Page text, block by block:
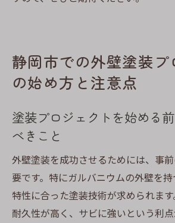
静岡市での外壁塗装プ
の始め方と注意点
塗装プロジェクトを始める
べきこと
外壁塗装を成功させるためには、事
要です。特にガルバニウムの外壁を
特性に合った塗装技術が求められま
耐久性が高く、サビに強いという利